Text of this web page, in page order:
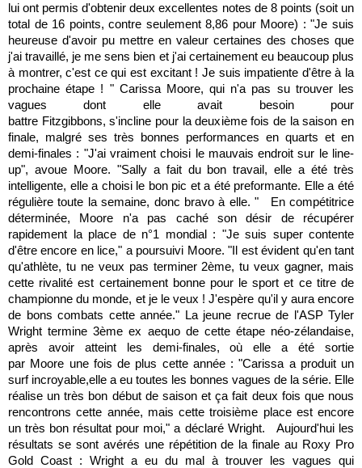
lui ont permis d'obtenir deux excellentes notes de 8 points (soit un
total de 16 points, contre seulement 8,86 pour Moore) : "Je suis
heureuse d'avoir pu mettre en valeur certaines des choses que
j'ai travaillé, je me sens bien et j'ai certainement eu beaucoup plus
à montrer, c'est ce qui est excitant ! Je suis impatiente d'être à la
prochaine étape ! " Carissa Moore, qui n'a pas su trouver les
vagues dont elle avait besoin pour
battre Fitzgibbons, s'incline pour la deuxième fois de la saison en
finale, malgré ses très bonnes performances en quarts et en
demi-finales : "J'ai vraiment choisi le mauvais endroit sur le line-
up", avoue Moore. "Sally a fait du bon travail, elle a été très
intelligente, elle a choisi le bon pic et a été preformante. Elle a été
régulière toute la semaine, donc bravo à elle. " En compétitrice
déterminée, Moore n'a pas caché son désir de récupérer
rapidement la place de n°1 mondial : "Je suis super contente
d'être encore en lice," a poursuivi Moore. "Il est évident qu'en tant
qu'athlète, tu ne veux pas terminer 2ème, tu veux gagner, mais
cette rivalité est certainement bonne pour le sport et ce titre de
championne du monde, et je le veux ! J'espère qu'il y aura encore
de bons combats cette année." La jeune recrue de l'ASP Tyler
Wright termine 3ème ex aequo de cette étape néo-zélandaise,
après avoir atteint les demi-finales, où elle a été sortie
par Moore une fois de plus cette année : "Carissa a produit un
surf incroyable,elle a eu toutes les bonnes vagues de la série. Elle
réalise un très bon début de saison et ça fait deux fois que nous
rencontrons cette année, mais cette troisième place est encore
un très bon résultat pour moi," a déclaré Wright. Aujourd'hui les
résultats se sont avérés une répétition de la finale au Roxy Pro
Gold Coast : Wright a eu du mal à trouver les vagues qui